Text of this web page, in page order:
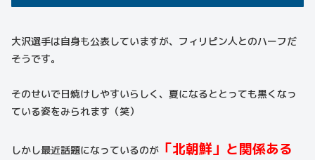
大沢選手は自身も公表していますが、フィリピン人とのハーフだ
そうです。
そのせいで日焼けしやすいらしく、夏になるととっても黒くなっ
ている姿をみられます（笑）
しかし最近話題になっているのが 「北朝鮮」と関係ある